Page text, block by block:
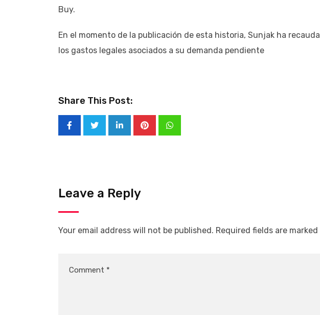
Buy.
En el momento de la publicación de esta historia, Sunjak ha
los gastos legales asociados a su demanda pendiente
Share This Post:
Leave a Reply
Your email address will not be published. Required fields are marked